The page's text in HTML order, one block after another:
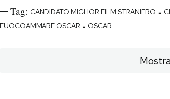
Tag: CANDIDATO MIGLIOR FILM STRANIERO -
FUOCOAMMARE OSCAR - OSCAR